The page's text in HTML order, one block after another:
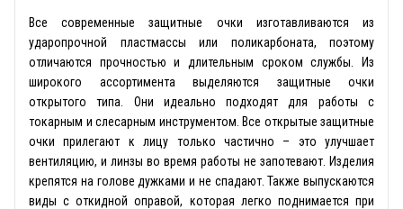
Все современные защитные очки изготавливаются из
ударопрочной пластмассы или поликарбоната, поэтому
отличаются прочностью и длительным сроком службы. Из
широкого ассортимента выделяются защитные очки
открытого типа. Они идеально подходят для работы с
токарным и слесарным инструментом. Все открытые защитные
очки прилегают к лицу только частично – это улучшает
вентиляцию, и линзы во время работы не запотевают. Изделия
крепятся на голове дужками и не спадают. Также выпускаются
виды с откидной оправой, которая легко поднимается при